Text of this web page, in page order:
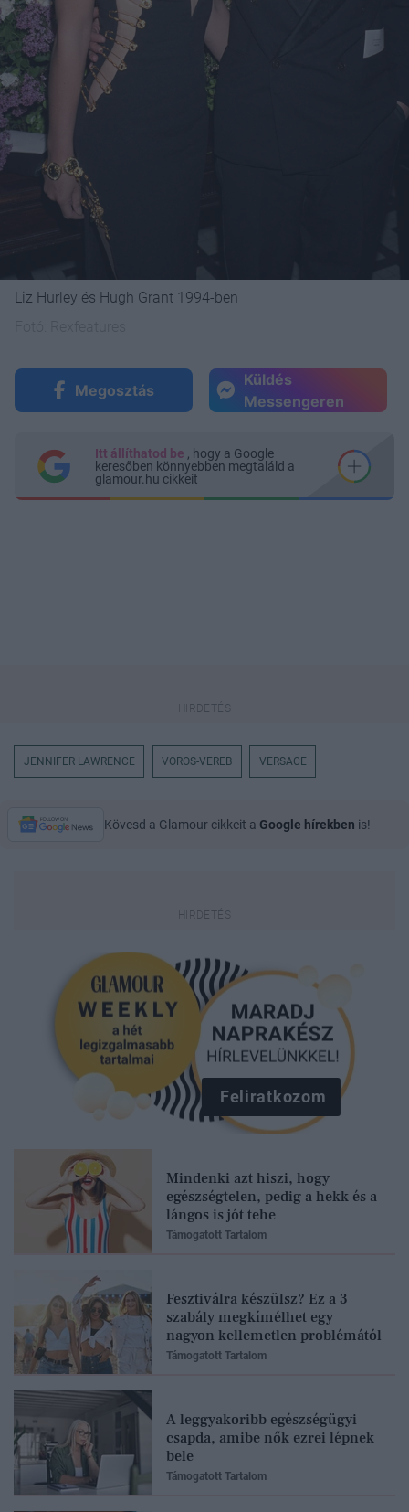
Liz Hurley és Hugh Grant 1994-ben
Megosztás
Küldés
Messengeren
Itt állíthatod be , hogy a Google
keresőben könnyebben megtaláld a
glamour.hu cikkeit
JENNIFER LAWRENCE VOROS-VEREB VERSACE
Kövesd a Glamour cikkeit a Google hírekben is!
Feliratkozom
Mindenki azt hiszi, hogy
egészségtelen, pedig a hekk és a
lángos is jót tehe
Támogatott Tartalom
Fesztiválra készülsz? Ez a 3
szabály megkímélhet egy
nagyon kellemetlen problémától
Támogatott Tartalom
A leggyakoribb egészségügyi
csapda, amibe nők ezrei lépnek
bele
Támogatott Tartalom